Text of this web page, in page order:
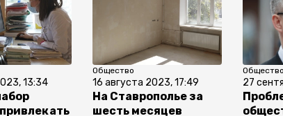
13:34
Общество
16 августа 2023, 17:49
На Ставрополье за
шесть месяцев
Общество
27